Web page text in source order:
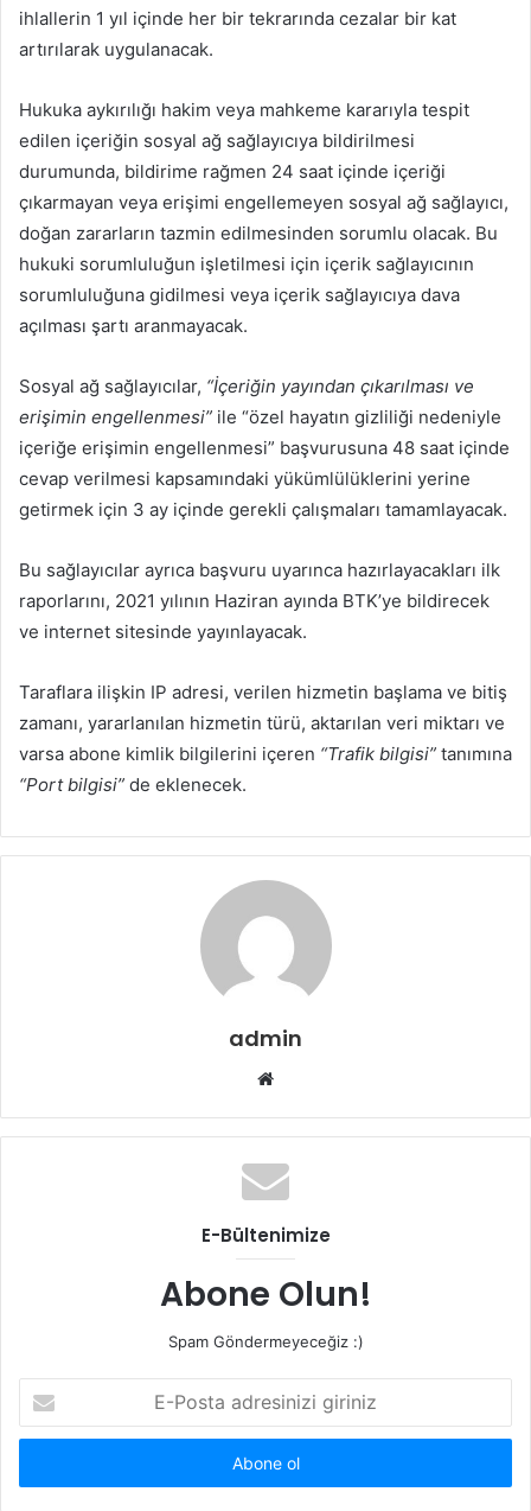
ihlallerin 1 yıl içinde her bir tekrarında cezalar bir kat
artırılarak uygulanacak.
Hukuka aykırılığı hakim veya mahkeme kararıyla tespit
edilen içeriğin sosyal ağ sağlayıcıya bildirilmesi
durumunda, bildirime rağmen 24 saat içinde içeriği
çıkarmayan veya erişimi engellemeyen sosyal ağ sağlayıcı,
doğan zararların tazmin edilmesinden sorumlu olacak. Bu
hukuki sorumluluğun işletilmesi için içerik sağlayıcının
sorumluluğuna gidilmesi veya içerik sağlayıcıya dava
açılması şartı aranmayacak.
Sosyal ağ sağlayıcılar, “İçeriğin yayından çıkarılması ve
erişimin engellenmesi” ile “özel hayatın gizliliği nedeniyle
içeriğe erişimin engellenmesi” başvurusuna 48 saat içinde
cevap verilmesi kapsamındaki yükümlülüklerini yerine
getirmek için 3 ay içinde gerekli çalışmaları tamamlayacak.
Bu sağlayıcılar ayrıca başvuru uyarınca hazırlayacakları ilk
raporlarını, 2021 yılının Haziran ayında BTK’ye bildirecek
ve internet sitesinde yayınlayacak.
Taraflara ilişkin IP adresi, verilen hizmetin başlama ve bitiş
zamanı, yararlanılan hizmetin türü, aktarılan veri miktarı ve
varsa abone kimlik bilgilerini içeren “Trafik bilgisi” tanımına
“Port bilgisi” de eklenecek.
admin
Web
E-Bültenimize
Abone Olun!
Spam Göndermeyeceğiz :)
Posta
adresinizi